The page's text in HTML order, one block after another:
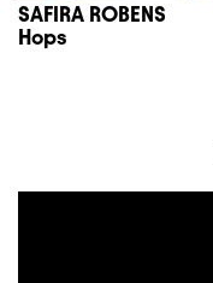
SAFIRA ROBENS
Hops